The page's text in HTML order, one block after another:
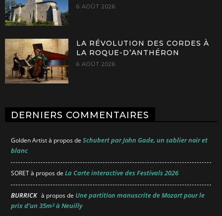
6 AOÛT 2026
LA RÉVOLUTION DES CORDES À
LA ROQUE-D’ANTHÉRON
6 AOÛT 2026
DERNIERS COMMENTAIRES
Golden Artistà propos de Schubert par John Gade, un sablier noir et
blanc
SORETà propos de La Carte interactive des Festivals 2026
BURRICK à propos de Une partition manuscrite de Mozart pour le
prix d’un 35m² à Neuilly